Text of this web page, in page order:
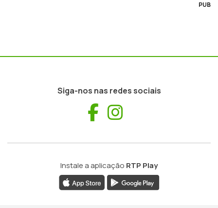
PUB
Siga-nos nas redes sociais
Facebook
Instale a aplicação RTP Play